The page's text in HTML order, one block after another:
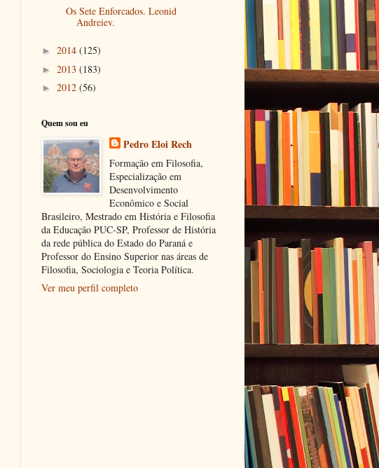
Os Sete Enforcados. Leonid
Andreiev.
► 2014 (125)
► 2013 (183)
► 2012 (56)
Quem sou eu
Pedro Eloi Rech
Formação em Filosofia,
Especialização em
Desenvolvimento
Econômico e Social
Brasileiro, Mestrado em História e Filosofia
da Educação PUC-SP, Professor de História
da rede pública do Estado do Paraná e
Professor do Ensino Superior nas áreas de
Filosofia, Sociologia e Teoria Política.
Ver meu perfil completo